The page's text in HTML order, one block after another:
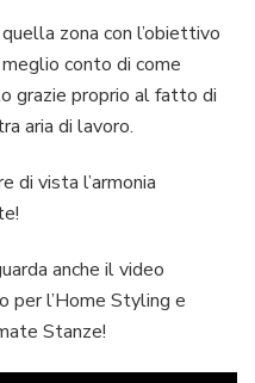
zona con l’obiettivo
conto di come
grazie proprio al fatto di
aria di lavoro.
di vista l’armonia
anche il video
l’Home Styling e
Stanze!